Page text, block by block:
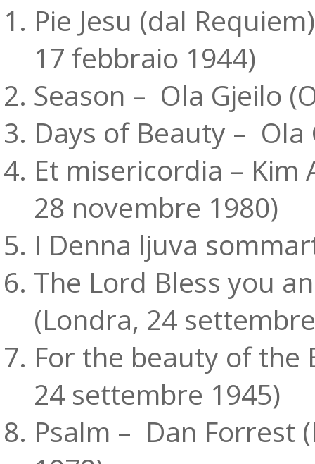
Pie Jesu (dal
17 febbraio 1944)
Season – Ola Gjeilo
Days of Beauty – Ola
Et misericordia –
28 novembre 1980)
I Denna ljuva
The Lord Bless you
(Londra, 24
For the beauty of the
24 settembre 1945)
Psalm – Dan Forrest